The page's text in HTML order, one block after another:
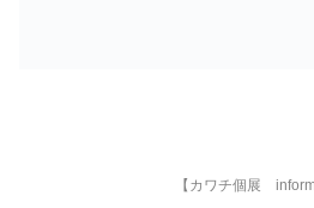
【カワチ個展